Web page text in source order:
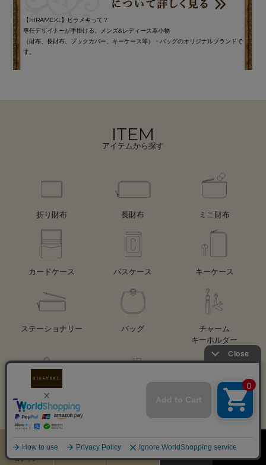
【HIRAMEKI.】ヒラメキって？
専任デザイナーが手掛ける、メンズ&レディース革小物
（財布、長財布、ブックカバー、キーケース等）・バッグのオリジナルブランドで
す。
ITEM
アイテムから探す
折り財布 長財布 ミニ財布
カードケース パスケース キーケース
ステーショナリー バッグ
チャーム
キーホルダー
アクセサリー レザーケア用品
ログイン